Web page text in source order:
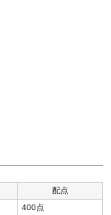
配点
400点